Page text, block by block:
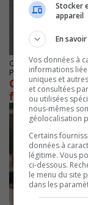
CANDIAC
Publié le 30 mai 2025
Candiac
future école
Stocker
appareil
En
Vos données à
informations
uniques et
et consultées
ou utilisées
nous-mêmes
géolocalisation
Certains
données à
légitime. Vous
ci-dessous.
le menu du site
dans les